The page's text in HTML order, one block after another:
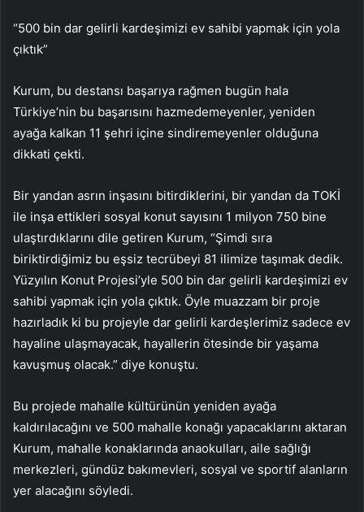
“500 bin dar gelirli kardeşimizi ev sahibi yapmak için yola
çıktık”
Kurum, bu destansı başarıya rağmen bugün hala
Türkiye’nin bu başarısını hazmedemeyenler, yeniden
ayağa kalkan 11 şehri içine sindiremeyenler olduğuna
dikkati çekti.
Bir yandan asrın inşasını bitirdiklerini, bir yandan da TOKİ
ile inşa ettikleri sosyal konut sayısını 1 milyon 750 bine
ulaştırdıklarını dile getiren Kurum, “Şimdi sıra
biriktirdiğimiz bu eşsiz tecrübeyi 81 ilimize taşımak dedik.
Yüzyılın Konut Projesi’yle 500 bin dar gelirli kardeşimizi ev
sahibi yapmak için yola çıktık. Öyle muazzam bir proje
hazırladık ki bu projeyle dar gelirli kardeşlerimiz sadece ev
hayaline ulaşmayacak, hayallerin ötesinde bir yaşama
kavuşmuş olacak.” diye konuştu.
Bu projede mahalle kültürünün yeniden ayağa
kaldırılacağını ve 500 mahalle konağı yapacaklarını aktaran
Kurum, mahalle konaklarında anaokulları, aile sağlığı
merkezleri, gündüz bakımevleri, sosyal ve sportif alanların
yer alacağını söyledi.